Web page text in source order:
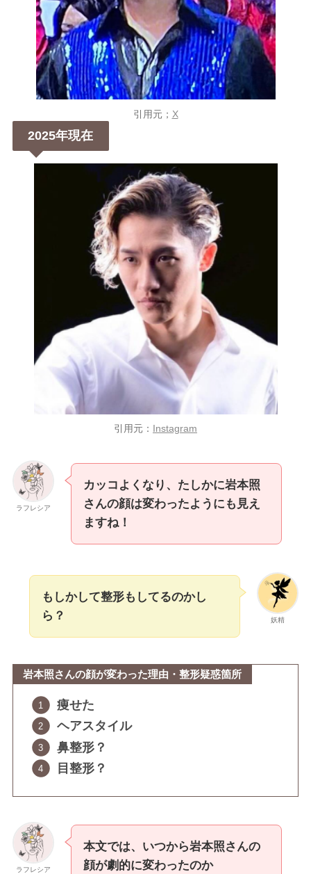
引用元； X
2025年現在
引用元： Instagram
ラフレシア
カッコよくなり、たしかに岩本照
さんの顔は変わったようにも見え
ますね！
妖精
もしかして整形もしてるのかし
ら？
岩本照さんの顔が変わった理由・整形疑惑箇所
痩せた
ヘアスタイル
鼻整形？
目整形？
ラフレシア
本文では、いつから岩本照さんの
顔が劇的に変わったのか